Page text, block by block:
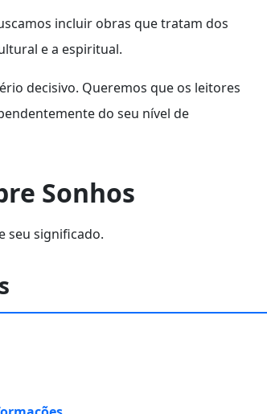
incluir obras que tratam dos
e a espiritual.
decisivo. Queremos que os leitores
do seu nível de
Sonhos
seu significado.